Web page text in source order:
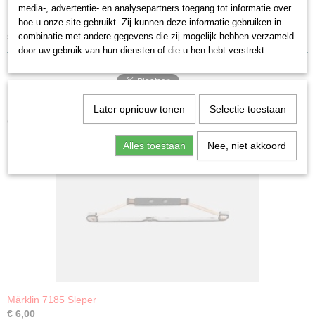
M2x10mm (2stuks)
schroef voor een sleper
Ook interessant
Märklin 7185 Sleper
€ 6,00
media-, advertentie- en analysepartners toegang tot informatie over
hoe u onze site gebruikt. Zij kunnen deze informatie gebruiken in
combinatie met andere gegevens die zij mogelijk hebben verzameld
door uw gebruik van hun diensten of die u hen hebt verstrekt.
Later opnieuw tonen Selectie toestaan
Alles toestaan Nee, niet akkoord